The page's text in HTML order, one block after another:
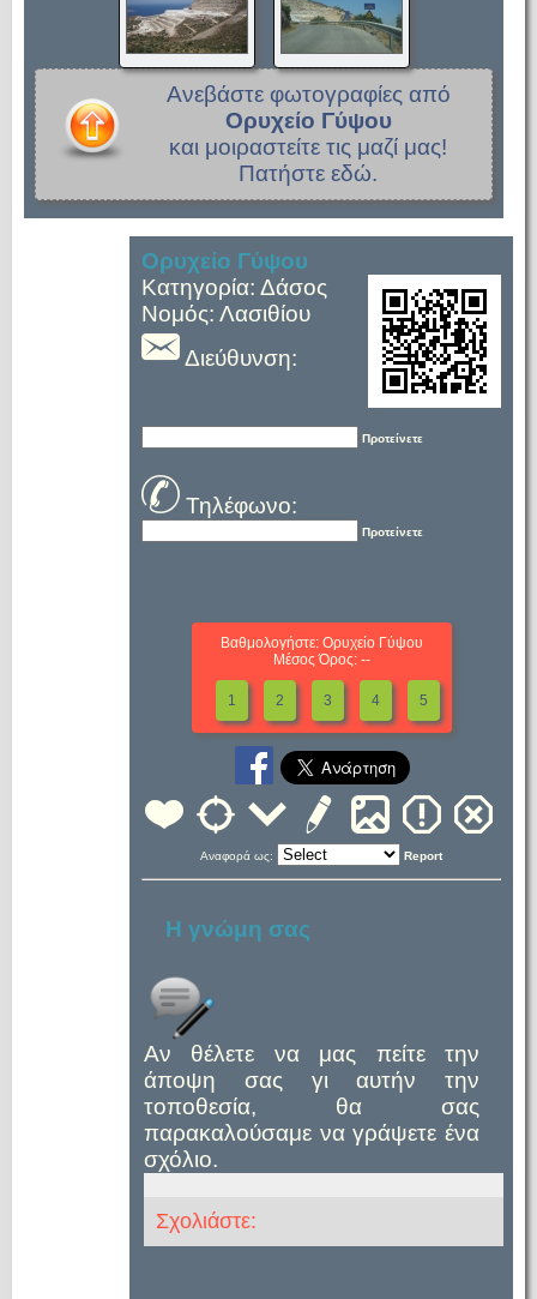
Ανεβάστε φωτογραφίες από
Ορυχείο Γύψου
και μοιραστείτε τις μαζί μας!
Πατήστε εδώ.
Ορυχείο Γύψου
Κατηγορία: Δάσος
Νομός: Λασιθίου
Διεύθυνση:
Προτείνετε
Τηλέφωνο:
Προτείνετε
Βαθμολογήστε: Ορυχείο Γύψου
Μέσος Όρος: --
1 2 3 4 5
Αναφορά ως: Report
Η γνώμη σας
Αν θέλετε να μας πείτε την
άποψη σας γι αυτήν την
τοποθεσία, θα σας
παρακαλούσαμε να γράψετε ένα
σχόλιο.
Σχολιάστε: